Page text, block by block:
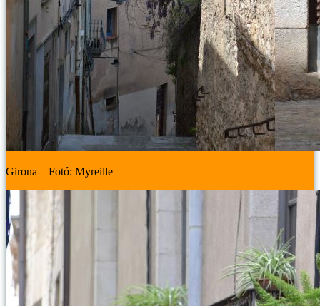
Girona – Fotó: Myreille